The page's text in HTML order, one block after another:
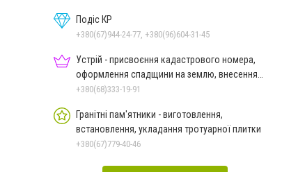
Подіс КР
+380(67)944-24-77, +380(96)604-31-45
Устрій - присвоєння кадастрового номера,
оформлення спадщини на землю, внесення
змін до кадастру
+380(68)333-19-91
Гранітні пам'ятники - виготовлення,
встановлення, укладання тротуарної плитки
+380(67)779-40-46